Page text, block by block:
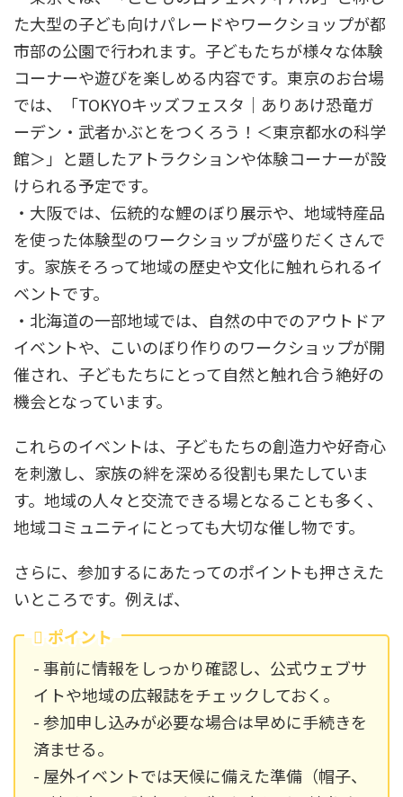
た大型の子ども向けパレードやワークショップが都
市部の公園で行われます。子どもたちが様々な体験
コーナーや遊びを楽しめる内容です。東京のお台場
では、「TOKYOキッズフェスタ｜ありあけ恐竜ガ
ーデン・武者かぶとをつくろう！＜東京都水の科学
館＞」と題したアトラクションや体験コーナーが設
けられる予定です。
・大阪では、伝統的な鯉のぼり展示や、地域特産品
を使った体験型のワークショップが盛りだくさんで
す。家族そろって地域の歴史や文化に触れられるイ
ベントです。
・北海道の一部地域では、自然の中でのアウトドア
イベントや、こいのぼり作りのワークショップが開
催され、子どもたちにとって自然と触れ合う絶好の
機会となっています。
これらのイベントは、子どもたちの創造力や好奇心
を刺激し、家族の絆を深める役割も果たしていま
す。地域の人々と交流できる場となることも多く、
地域コミュニティにとっても大切な催し物です。
さらに、参加するにあたってのポイントも押さえた
いところです。例えば、
ポイント
- 事前に情報をしっかり確認し、公式ウェブサ
イトや地域の広報誌をチェックしておく。
- 参加申し込みが必要な場合は早めに手続きを
済ませる。
- 屋外イベントでは天候に備えた準備（帽子、